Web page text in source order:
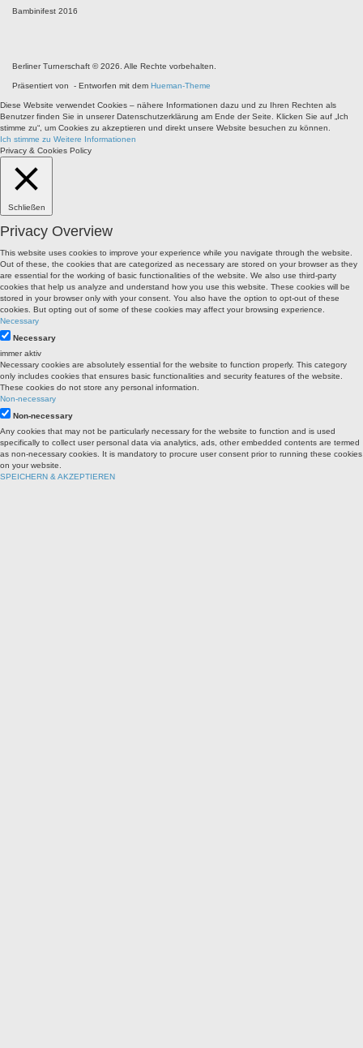
Bambinifest 2016
Berliner Turnerschaft © 2026. Alle Rechte vorbehalten.
Präsentiert von - Entworfen mit dem Hueman-Theme
Diese Website verwendet Cookies – nähere Informationen dazu und zu Ihren Rechten als
Benutzer finden Sie in unserer Datenschutzerklärung am Ende der Seite. Klicken Sie auf „Ich
stimme zu“, um Cookies zu akzeptieren und direkt unsere Website besuchen zu können.
Ich stimme zu Weitere Informationen
Privacy & Cookies Policy
Schließen
Privacy Overview
This website uses cookies to improve your experience while you navigate through the website.
Out of these, the cookies that are categorized as necessary are stored on your browser as they
are essential for the working of basic functionalities of the website. We also use third-party
cookies that help us analyze and understand how you use this website. These cookies will be
stored in your browser only with your consent. You also have the option to opt-out of these
cookies. But opting out of some of these cookies may affect your browsing experience.
Necessary
Necessary
immer aktiv
Necessary cookies are absolutely essential for the website to function properly. This category
only includes cookies that ensures basic functionalities and security features of the website.
These cookies do not store any personal information.
Non-necessary
Non-necessary
Any cookies that may not be particularly necessary for the website to function and is used
specifically to collect user personal data via analytics, ads, other embedded contents are termed
as non-necessary cookies. It is mandatory to procure user consent prior to running these cookies
on your website.
SPEICHERN & AKZEPTIEREN